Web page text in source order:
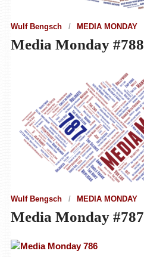
Wulf Bengsch MEDIA MONDAY
Media Monday #788
Wulf Bengsch MEDIA MONDAY
Media Monday #787